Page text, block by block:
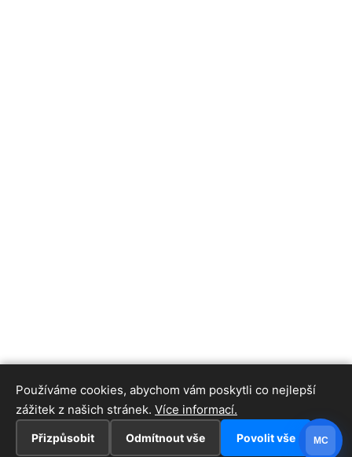
Používáme cookies, abychom vám poskytli co nejlepší
zážitek z našich stránek. Více informací.
Přizpůsobit Odmítnout vše Povolit vše MC